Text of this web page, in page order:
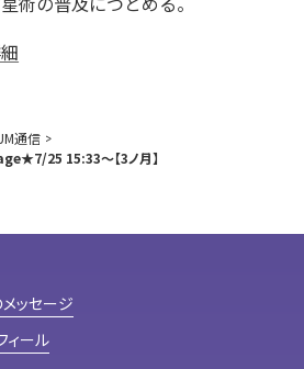
通信
25 15:33～【3ノ月】
ッセージ
ィール